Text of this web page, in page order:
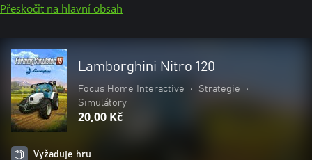
Přeskočit na hlavní obsah
Lamborghini Nitro 120
Focus Home Interactive • Strategie
•
Simulátory
20,00 Kč
Vyžaduje hru